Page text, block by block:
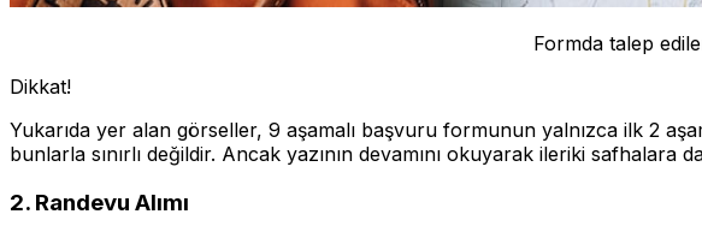
Formda talep
Dikkat!
Yukarıda yer alan görseller, 9 aşamalı başvuru formunun yalnızca ilk 2
bunlarla sınırlı değildir. Ancak yazının devamını okuyarak ileriki safhalara
2. Randevu Alımı